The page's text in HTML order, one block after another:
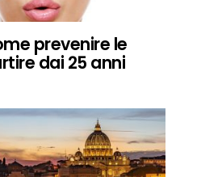
prevenire le
dai 25 anni